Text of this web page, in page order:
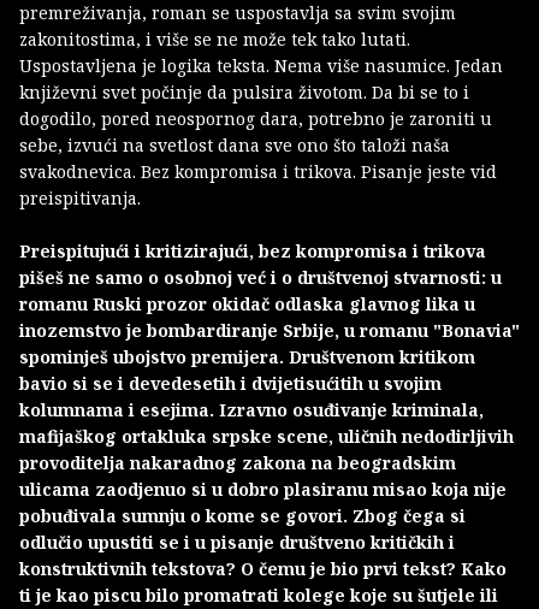
premreživanja, roman se uspostavlja sa svim svojim
zakonitostima, i više se ne može tek tako lutati.
Uspostavljena je logika teksta. Nema više nasumice. Jedan
književni svet počinje da pulsira životom. Da bi se to i
dogodilo, pored neospornog dara, potrebno je zaroniti u
sebe, izvući na svetlost dana sve ono što taloži naša
svakodnevica. Bez kompromisa i trikova. Pisanje jeste vid
preispitivanja.
Preispitujući i kritizirajući, bez kompromisa i trikova
pišeš ne samo o osobnoj već i o društvenoj stvarnosti: u
romanu Ruski prozor okidač odlaska glavnog lika u
inozemstvo je bombardiranje Srbije, u romanu "Bonavia"
spominješ ubojstvo premijera. Društvenom kritikom
bavio si se i devedesetih i dvijetisućitih u svojim
kolumnama i esejima. Izravno osuđivanje kriminala,
mafijaškog ortakluka srpske scene, uličnih nedodirljivih
provoditelja nakaradnog zakona na beogradskim
ulicama zaodjenuo si u dobro plasiranu misao koja nije
pobuđivala sumnju o kome se govori. Zbog čega si
odlučio upustiti se i u pisanje društveno kritičkih i
konstruktivnih tekstova? O čemu je bio prvi tekst? Kako
ti je kao piscu bilo promatrati kolege koje su šutjele ili